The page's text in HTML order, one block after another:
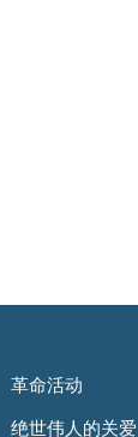
革命活动
绝世伟人的关爱